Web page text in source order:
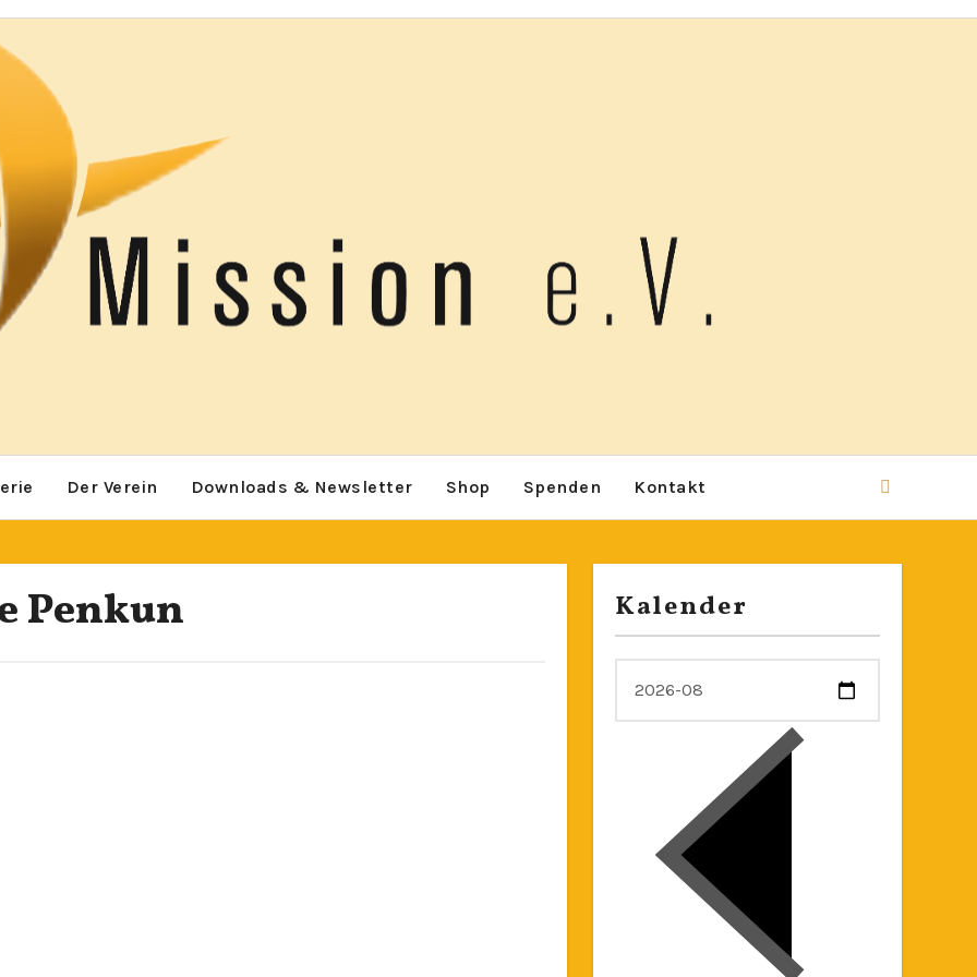
Der Verein Downloads & Newsletter Shop Spenden Kontakt
Penkun Kalender